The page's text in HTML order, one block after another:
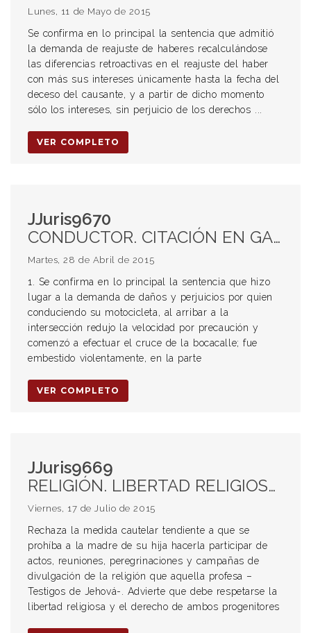
Lunes, 11 de Mayo de 2015
Se confirma en lo principal la sentencia que admitió
la demanda de reajuste de haberes recalculándose
las diferencias retroactivas en el reajuste del haber
con más sus intereses únicamente hasta la fecha del
deceso del causante, y a partir de dicho momento
sólo los intereses, sin perjuicio de los derechos ...
VER COMPLETO
JJuris9670
CONDUCTOR. CITACIÓN EN GARANTÍA. CONFESIÓN FICTA. DAÑO MATERIAL. DAÑOS Y PERJUICIOS. DAÑO MORAL. ACCIDENTES DE TRÁNSITO. MOTOCICLETA. RESPONSABILIDAD DEL CONDUCTOR.
Martes, 28 de Abril de 2015
1. Se confirma en lo principal la sentencia que hizo
lugar a la demanda de daños y perjuicios por quien
conduciendo su motocicleta, al arribar a la
intersección redujo la velocidad por precaución y
comenzó a efectuar el cruce de la bocacalle; fue
embestido violentamente, en la parte
VER COMPLETO
JJuris9669
RELIGIÓN. LIBERTAD RELIGIOSA. INTERÉS SUPERIOR DEL NIÑO.
Viernes, 17 de Julio de 2015
Rechaza la medida cautelar tendiente a que se
prohíba a la madre de su hija hacerla participar de
actos, reuniones, peregrinaciones y campañas de
divulgación de la religión que aquella profesa –
Testigos de Jehová-. Advierte que debe respetarse la
libertad religiosa y el derecho de ambos progenitores